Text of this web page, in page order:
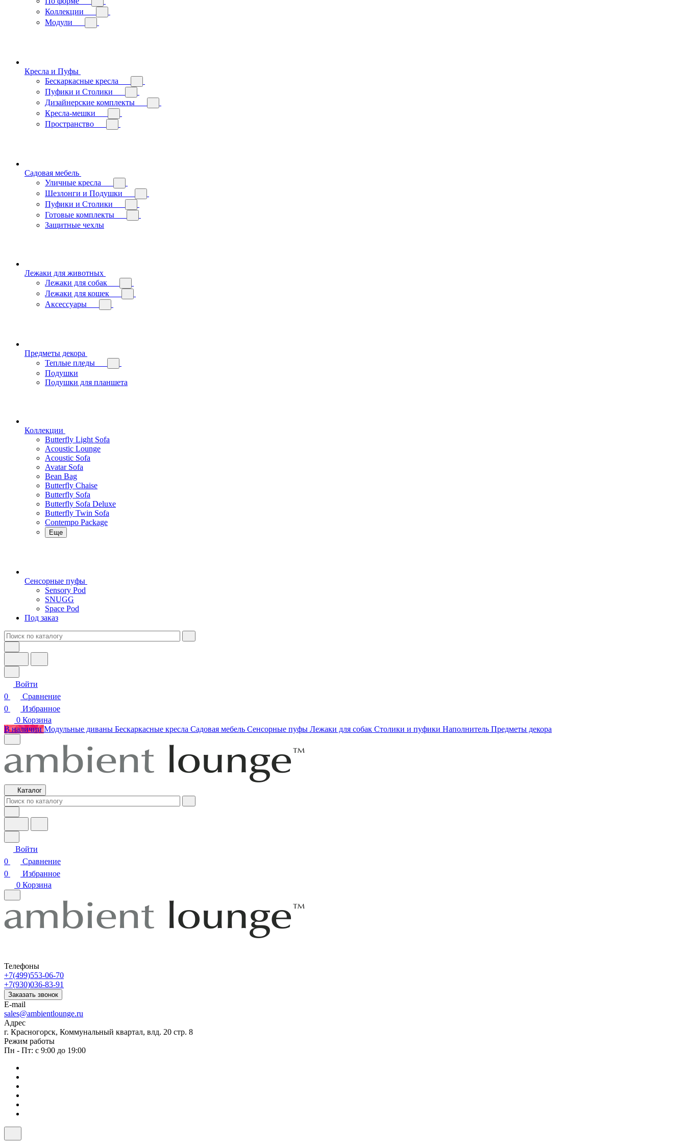
Коллекции
Модули
Кресла и Пуфы
Бескаркасные кресла
Пуфики и Столики
Дизайнерские комплекты
Кресла-мешки
Пространство
Садовая мебель
Уличные кресла
Шезлонги и Подушки
Пуфики и Столики
Готовые комплекты
Защитные чехлы
Лежаки для животных
Лежаки для собак
Лежаки для кошек
Аксессуары
Предметы декора
Теплые пледы
Подушки
Подушки для планшета
Коллекции
Butterfly Light Sofa
Acoustic Lounge
Acoustic Sofa
Avatar Sofa
Bean Bag
Butterfly Chaise
Butterfly Sofa
Butterfly Sofa Deluxe
Butterfly Twin Sofa
Contempo Package
Еще
Сенсорные пуфы
Sensory Pod
SNUGG
Space Pod
Под заказ
Войти
0
Сравнение
0
Избранное
0 Корзина
В наличии Модульные диваны Бескаркасные кресла Садовая мебель Сенсорные пуфы Лежаки для собак Столики и пуфики Наполнитель Предметы декора
Каталог
Войти
0
Сравнение
0
Избранное
0 Корзина
Телефоны
+7(499)553-06-70
+7(930)036-83-91
Заказать звонок
E-mail
sales@ambientlounge.ru
Адрес
г. Красногорск, Коммунальный квартал, влд. 20 стр. 8
Режим работы
Пн - Пт: с 9:00 до 19:00